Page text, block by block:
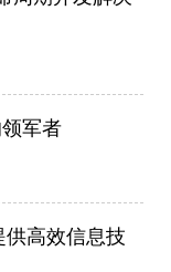
军者​
高效信息技